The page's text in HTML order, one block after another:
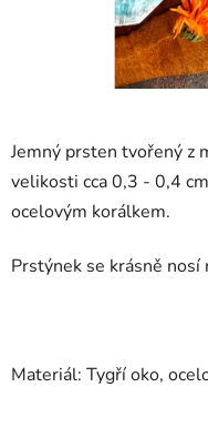
Jemný prsten tvořený z
velikosti cca 0,3 - 0,4
ocelovým korálkem.
Prstýnek se krásně nosí
Materiál: Tygří oko,